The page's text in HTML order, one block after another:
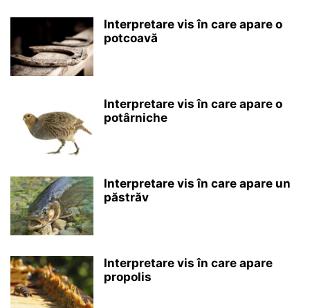
Interpretare vis în care apare o
potcoavă
Interpretare vis în care apare o
potârniche
Interpretare vis în care apare un
păstrăv
Interpretare vis în care apare
propolis